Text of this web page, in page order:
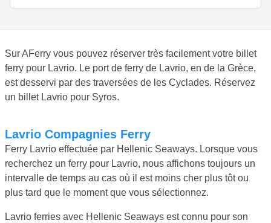
Sur AFerry vous pouvez réserver très facilement votre billet
ferry pour Lavrio. Le port de ferry de Lavrio, en de la Grèce,
est desservi par des traversées de les Cyclades. Réservez
un billet Lavrio pour Syros.
Lavrio Compagnies Ferry
Ferry Lavrio effectuée par Hellenic Seaways. Lorsque vous
recherchez un ferry pour Lavrio, nous affichons toujours un
intervalle de temps au cas où il est moins cher plus tôt ou
plus tard que le moment que vous sélectionnez.
Lavrio ferries avec Hellenic Seaways est connu pour son